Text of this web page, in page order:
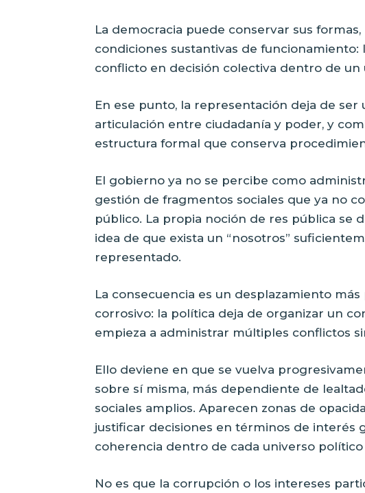
La democracia puede conservar sus
condiciones sustantivas de
conflicto en decisión colectiva dentro de
En ese punto, la representación deja de
articulación entre ciudadanía y poder, y
estructura formal que conserva
El gobierno ya no se percibe como
gestión de fragmentos sociales que ya no
público. La propia noción de res pública se
idea de que exista un “nosotros”
representado.
La consecuencia es un desplazamiento
corrosivo: la política deja de organizar un
empieza a administrar múltiples conflictos
Ello deviene en que se vuelva
sobre sí misma, más dependiente de
sociales amplios. Aparecen zonas de
justificar decisiones en términos de interés
coherencia dentro de cada universo político
No es que la corrupción o los intereses